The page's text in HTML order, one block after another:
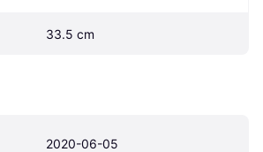
33.5 cm
2020-06-05